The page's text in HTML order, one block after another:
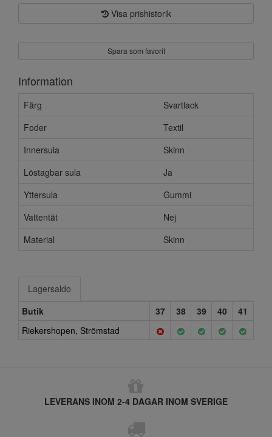
Visa prishistorik
Spara som favorit
Information
Färg
Svartlack
Foder
Textil
Innersula
Skinn
Löstagbar sula
Ja
Yttersula
Gummi
Vattentät
Nej
Material
Skinn
Lagersaldo
Butik
37 38 39 40
41
Riekershopen, Strömstad
LEVERANS INOM 2-4 DAGAR INOM SVERIGE